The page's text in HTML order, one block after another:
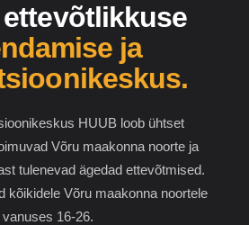
ja
HUUB loob ühtset
Võru maakonna noorte ja
tulenevad ägedad ettevõtmised.
kõikidele Võru maakonna noortele
vanuses 16-26.